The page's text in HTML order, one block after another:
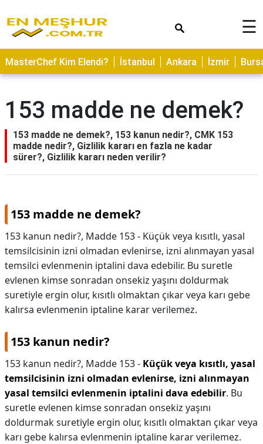
ASTROLOJİ
SAĞLIK
TARİFLERİ
GEZİLECEK
YERLER
ALANLARI
HAMİLELİK
KAPLICALAR
İLETİŞİM
☰
MasterChef Kim Elendi? İstanbul Ankara İzmir
153 madde ne demek?
153 madde ne demek?, 153 kanun nedir?, CMK 153
madde nedir?, Gizlilik kararı en fazla ne kadar
sürer?, Gizlilik kararı neden verilir?
153 madde ne demek?
153 kanun nedir?, Madde 153 - Küçük veya kısıtlı, yasal
temsilcisinin izni olmadan evlenirse, izni alınmayan yasal
temsilci evlenmenin iptalini dava edebilir. Bu suretle
evlenen kimse sonradan onsekiz yaşını doldurmak
suretiyle ergin olur, kısıtlı olmaktan çıkar veya karı gebe
kalırsa evlenmenin iptaline karar verilemez.
153 kanun nedir?
153 kanun nedir?, Madde 153 - Küçük veya kısıtlı, yasal
temsilcisinin izni olmadan evlenirse, izni alınmayan
yasal temsilci evlenmenin iptalini dava edebilir. Bu
suretle evlenen kimse sonradan onsekiz yaşını
doldurmak suretiyle ergin olur, kısıtlı olmaktan çıkar veya
karı gebe kalırsa evlenmenin iptaline karar verilemez.